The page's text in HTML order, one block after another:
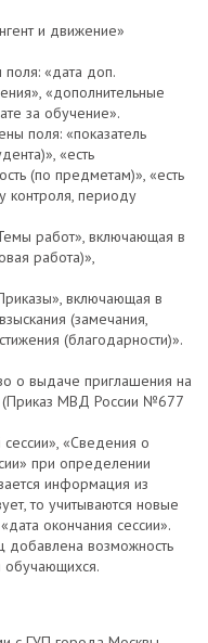
и движение»
«дата доп.
«дополнительные
за обучение».
поля: «показатель
«есть
(по предметам)», «есть
контроля, периоду
работ», включающая в
работа)»,
включающая в
(замечания,
(благодарности)».
о выдаче приглашения на
МВД России №677
«Сведения о
при определении
информация из
то учитываются новые
окончания сессии».
возможность
обучающихся.